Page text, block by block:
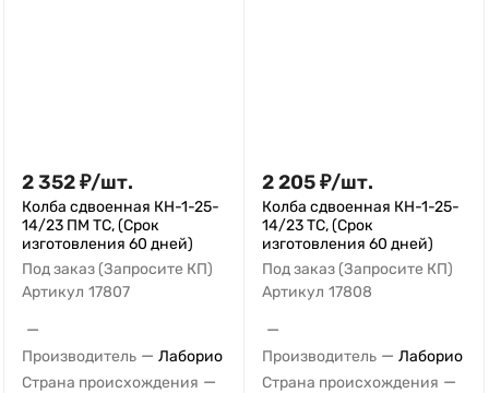
2 352₽/шт.
Колба сдвоенная КН-1-25-
14/23 ПМ ТС, (Срок
изготовления 60 дней)
Под заказ (Запросите КП)
Артикул 17807
—
Производитель — Лаборио
Страна происхождения —
2 205₽/шт.
Колба сдвоенная КН-1-25-
14/23 ТС, (Срок
изготовления 60 дней)
Под заказ (Запросите КП)
Артикул 17808
—
Производитель — Лаборио
Страна происхождения —